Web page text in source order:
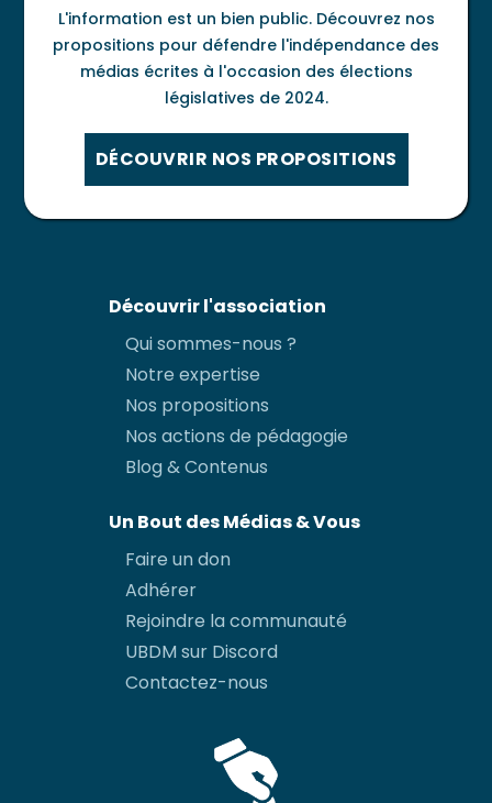
L'information est un bien public. Découvrez nos
propositions pour défendre l'indépendance des
médias écrites à l'occasion des élections
législatives de 2024.
DÉCOUVRIR NOS PROPOSITIONS
Découvrir l'association
Qui sommes-nous ?
Notre expertise
Nos propositions
Nos actions de pédagogie
Blog & Contenus
Un Bout des Médias & Vous
Faire un don
Adhérer
Rejoindre la communauté
UBDM sur Discord
Contactez-nous